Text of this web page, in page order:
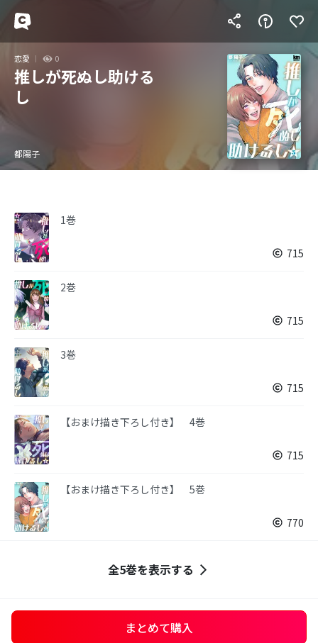
恋愛 0
推しが死ぬし助ける
し
都陽子
1巻
715
2巻
715
3巻
715
【おまけ描き下ろし付き】 4巻
715
【おまけ描き下ろし付き】 5巻
770
全5巻を表示する
まとめて購入